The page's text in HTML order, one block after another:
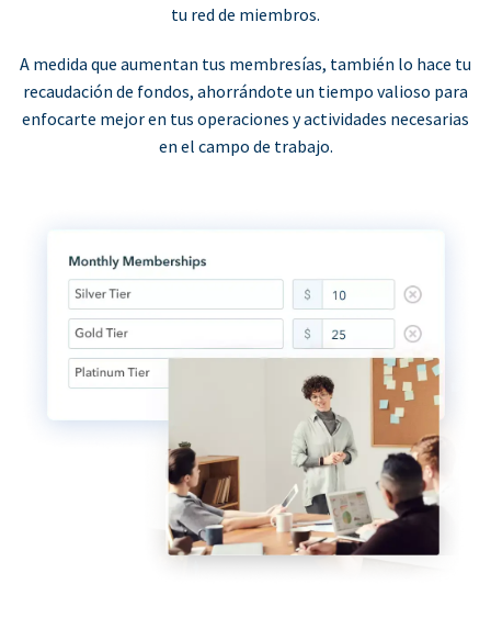
tu red de miembros.
A medida que aumentan tus membresías, también lo hace tu
recaudación de fondos, ahorrándote un tiempo valioso para
enfocarte mejor en tus operaciones y actividades necesarias
en el campo de trabajo.